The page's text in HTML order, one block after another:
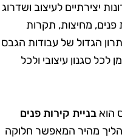
יצירתיים לעיצוב ושדרוג
פנים, מחיצות, תקרות
הגדול של עבודות הגבס
סגנון עיצובי ולכל
הואבניית קירות פנים
מהיר המאפשר חלוקה